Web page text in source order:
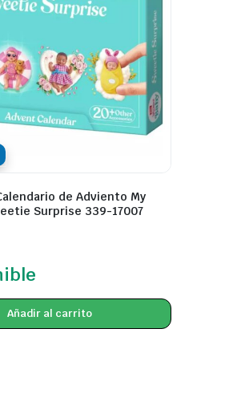
de Adviento My
Surprise 339-17007
Añadir al carrito